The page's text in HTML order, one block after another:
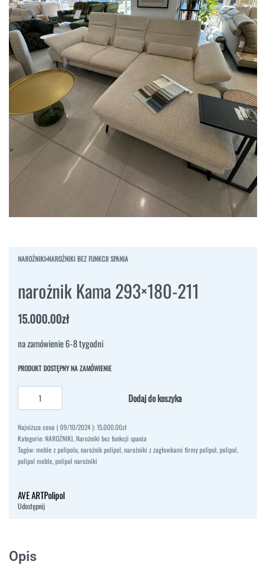
NAROŻNIKI›NAROŻNIKI BEZ FUNKCJI SPANIA
narożnik Kama 293×180-211
15.000.00zł
na zamówienie 6-8 tygodni
PRODUKT DOSTĘPNY NA ZAMÓWIENIE
Dodaj do koszyka
Najniższa cena (09/10/2024):15.000.00zł
Kategorie:NAROŻNIKI,Narożniki bez funkcji spania
Tagów:meble z polipolu,narożnik polipol,narożniki z zagłowkami firmy polipol,polipol,
polipol meble,polipol narożniki
AVE ARTPolipol
Udostępnij
Opis